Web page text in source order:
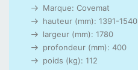
Marque: Covemat
hauteur (mm): 1391-1540
largeur (mm): 1780
profondeur (mm): 400
poids (kg): 112